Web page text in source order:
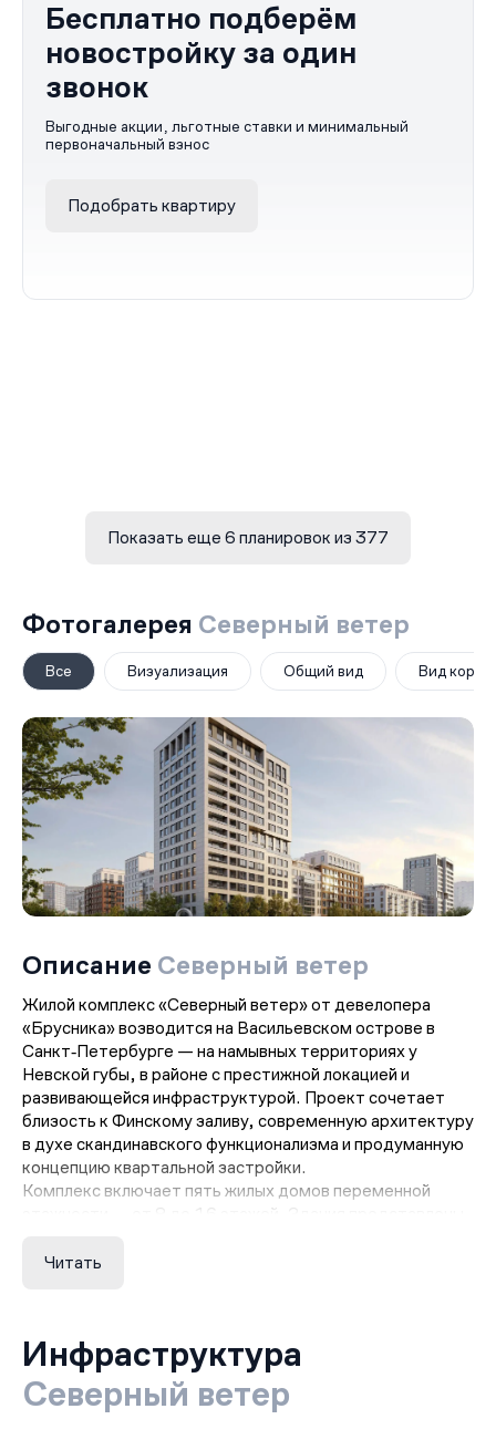
Бесплатно подберём
новостройку за один
звонок
Выгодные акции, льготные ставки и минимальный
первоначальный взнос
Подобрать квартиру
Показать еще 6 планировок из 377
Фотогалерея Северный ветер
Все Визуализация Общий вид Вид
Описание Северный ветер
Жилой комплекс «Северный ветер» от девелопера
«Брусника» возводится на Васильевском острове в
Санкт‑Петербурге — на намывных территориях у
Невской губы, в районе с престижной локацией и
развивающейся инфраструктурой. Проект сочетает
близость к Финскому заливу, современную архитектуру
в духе скандинавского функционализма и продуманную
концепцию квартальной застройки.
Комплекс включает пять жилых домов переменной
этажности — от 8 до 16 этажей. Здания представлены
башни‑доминанты, урбан‑виллы и таунхаусы.
светлые оттенки, гармонично сочетающиеся с морским
пейзажем.
В комплексе представлено свыше 65 вариантов
Читать
Инфраструктура
Северный ветер